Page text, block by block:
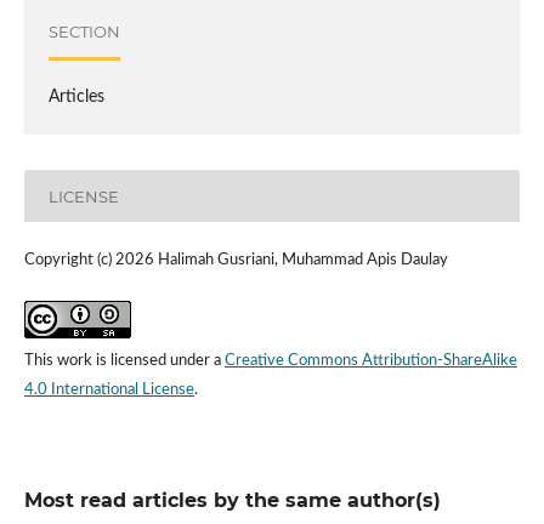
SECTION
Articles
LICENSE
Copyright (c) 2026 Halimah Gusriani, Muhammad Apis Daulay
This work is licensed under a Creative Commons Attribution-ShareAlike
4.0 International License.
Most read articles by the same author(s)